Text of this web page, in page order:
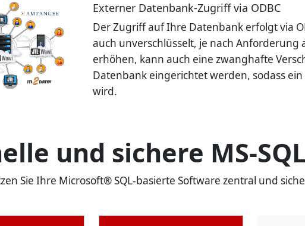
Externer Datenbank-Zugriff via ODBC
Der Zugriff auf Ihre Datenbank erfolgt via
auch unverschlüsselt, je nach Anforderung
erhöhen, kann auch eine zwanghafte
Datenbank eingerichtet werden, sodass
wird.
und sichere MS-
Sie Ihre Microsoft® SQL-basierte Software zentral und